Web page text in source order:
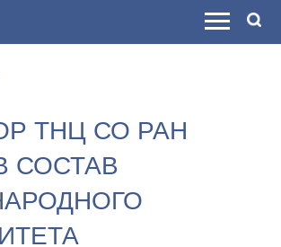
ТНЦ СО РАН
СОСТАВ